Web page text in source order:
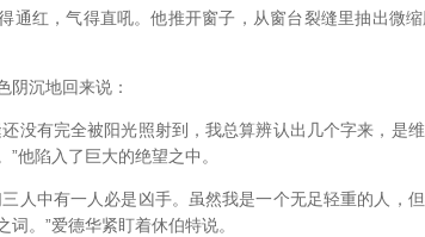
红，气得直吼。他推开窗子，从窗台裂缝里抽出微缩
沉地回来说：
有完全被阳光照射到，我总算辨认出几个字来，是
他陷入了巨大的绝望之中。
中有一人必是凶手。虽然我是一个无足轻重的人，
。”爱德华紧盯着休伯特说。